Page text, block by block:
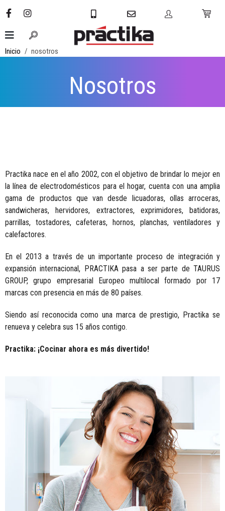
Inicio nosotros
Nosotros
Practika nace en el año 2002, con el objetivo de brindar lo mejor en
la línea de electrodomésticos para el hogar, cuenta con una amplia
gama de productos que van desde licuadoras, ollas arroceras,
sandwicheras, hervidores, extractores, exprimidores, batidoras,
parrillas, tostadores, cafeteras, hornos, planchas, ventiladores y
calefactores.
En el 2013 a través de un importante proceso de integración y
expansión internacional, PRACTIKA pasa a ser parte de TAURUS
GROUP, grupo empresarial Europeo multilocal formado por 17
marcas con presencia en más de 80 países.
Siendo así reconocida como una marca de prestigio, Practika se
renueva y celebra sus 15 años contigo.
Practika: ¡Cocinar ahora es más divertido!